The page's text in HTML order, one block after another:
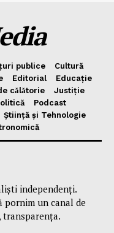
publice
Cultură
Editorial
Educație
cǎlǎtorie
Justiție
Podcast
Știință și Tehnologie
independenți.
pornim un canal de
transparența.